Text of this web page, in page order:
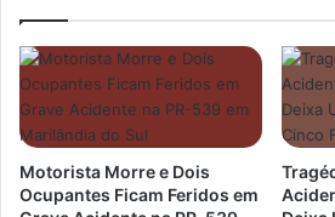
Motorista Morre e Dois
Ocupantes Ficam Feridos em